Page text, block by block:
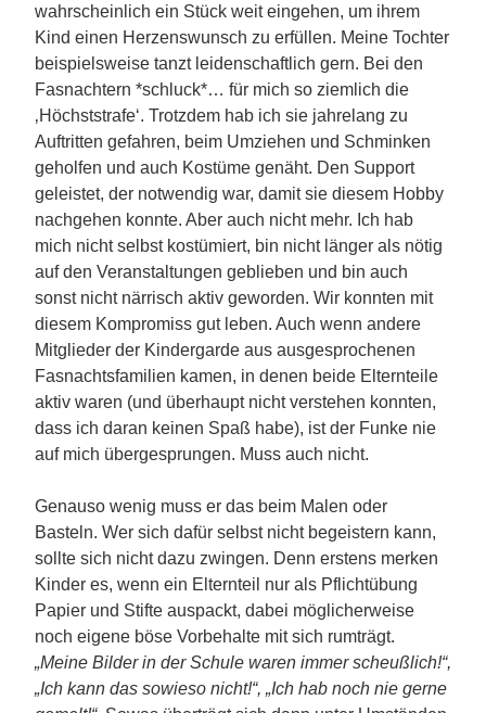
wahrscheinlich ein Stück weit eingehen, um ihrem
Kind einen Herzenswunsch zu erfüllen. Meine Tochter
beispielsweise tanzt leidenschaftlich gern. Bei den
Fasnachtern *schluck*… für mich so ziemlich die
‚Höchststrafe‘. Trotzdem hab ich sie jahrelang zu
Auftritten gefahren, beim Umziehen und Schminken
geholfen und auch Kostüme genäht. Den Support
geleistet, der notwendig war, damit sie diesem Hobby
nachgehen konnte. Aber auch nicht mehr. Ich hab
mich nicht selbst kostümiert, bin nicht länger als nötig
auf den Veranstaltungen geblieben und bin auch
sonst nicht närrisch aktiv geworden. Wir konnten mit
diesem Kompromiss gut leben. Auch wenn andere
Mitglieder der Kindergarde aus ausgesprochenen
Fasnachtsfamilien kamen, in denen beide Elternteile
aktiv waren (und überhaupt nicht verstehen konnten,
dass ich daran keinen Spaß habe), ist der Funke nie
auf mich übergesprungen. Muss auch nicht.
Genauso wenig muss er das beim Malen oder
Basteln. Wer sich dafür selbst nicht begeistern kann,
sollte sich nicht dazu zwingen. Denn erstens merken
Kinder es, wenn ein Elternteil nur als Pflichtübung
Papier und Stifte auspackt, dabei möglicherweise
noch eigene böse Vorbehalte mit sich rumträgt.
„Meine Bilder in der Schule waren immer scheußlich!“,
„Ich kann das sowieso nicht!“, „Ich hab noch nie gerne